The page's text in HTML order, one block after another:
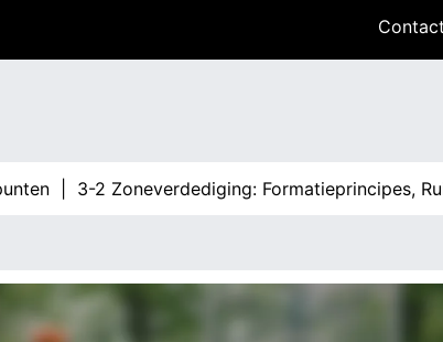
Contact
|3-2 Zoneverdediging: Formatieprincipes,